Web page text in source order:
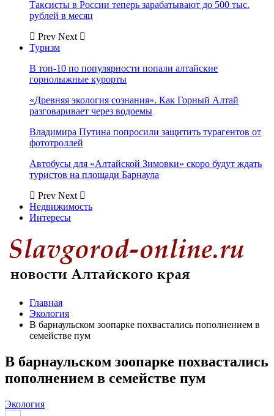
Таксисты в России теперь зарабатывают до 500 тыс.
рублей в месяц
Prev Next
Туризм
В топ-10 по популярности попали алтайские
горнолыжные курорты
«Древняя экология сознания». Как Горный Алтай
разговаривает через водоемы
Владимира Путина попросили защитить турагентов от
фототроллей
Автобусы для «Алтайской Зимовки» скоро будут ждать
туристов на площади Барнаула
Prev Next
Недвижимость
Интересы
Главная
Экология
В барнаульском зоопарке похвастались пополнением в
семействе пум
В барнаульском зоопарке похвастались
пополнением в семействе пум
Экология